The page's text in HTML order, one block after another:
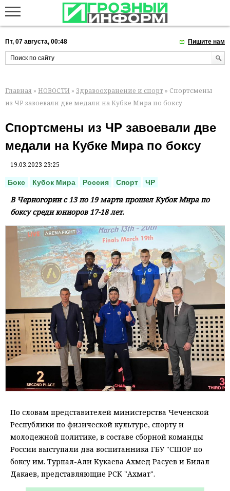
Пт, 07 августа, 00:48 Пишите нам
Главная » НОВОСТИ » Здравоохранение и спорт » Спортсмены
из ЧР завоевали две медали на Кубке Мира по боксу
Спортсмены из ЧР завоевали две
медали на Кубке Мира по боксу
19.03.2023 23:25
Бокс Кубок Мира Россия Спорт ЧР
В Черногории с 13 по 19 марта прошел Кубок Мира по
боксу среди юниоров 17-18 лет.
По словам представителей министерства Чеченской
Республики по физической культуре, спорту и
молодежной политике, в составе сборной команды
России выступали два воспитанника ГБУ "СШОР по
боксу им. Турпал-Али Кукаева Ахмед Расуев и Билал
Дакаев, представляющие РСК "Ахмат".